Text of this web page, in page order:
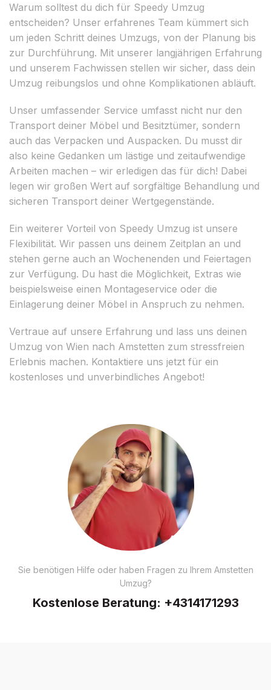
Warum solltest du dich für Speedy Umzug
entscheiden? Unser erfahrenes Team kümmert sich
um jeden Schritt deines Umzugs, von der Planung bis
zur Durchführung. Mit unserer langjährigen Erfahrung
und unserem Fachwissen stellen wir sicher, dass dein
Umzug reibungslos und ohne Komplikationen abläuft.
Unser umfassender Service umfasst nicht nur den
Transport deiner Möbel und Besitztümer, sondern
auch das Verpacken und Auspacken. Du musst dir
also keine Gedanken um lästige und zeitaufwendige
Arbeiten machen – wir erledigen das für dich! Dabei
legen wir großen Wert auf sorgfältige Behandlung und
sicheren Transport deiner Wertgegenstände.
Ein weiterer Vorteil von Speedy Umzug ist unsere
Flexibilität. Wir passen uns deinem Zeitplan an und
stehen gerne auch an Wochenenden und Feiertagen
zur Verfügung. Du hast die Möglichkeit, Extras wie
beispielsweise einen Montageservice oder die
Einlagerung deiner Möbel in Anspruch zu nehmen.
Vertraue auf unsere Erfahrung und lass uns deinen
Umzug von Wien nach Amstetten zum stressfreien
Erlebnis machen. Kontaktiere uns jetzt für ein
kostenloses und unverbindliches Angebot!
Sie benötigen Hilfe oder haben Fragen zu Ihrem Amstetten
Umzug?
Kostenlose Beratung: +4314171293